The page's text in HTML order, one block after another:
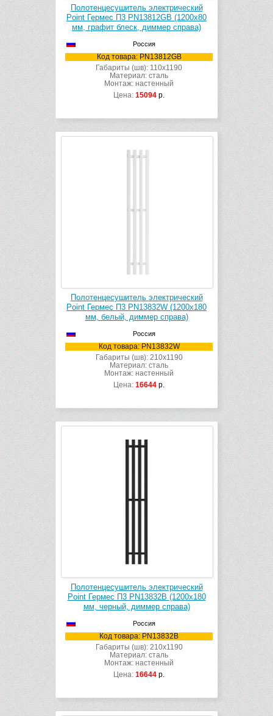
Полотенцесушитель электрический
Point Гермес П3 PN13812GB (1200х80
мм, графит блеск, диммер справа)
Россия
Код товара: PN13812GB
Габариты (шв): 110x1190
Материал: сталь
Монтаж: настенный
Цена: 15094 р.
Полотенцесушитель электрический
Point Гермес П3 PN13832W (1200х180
мм, белый, диммер справа)
Россия
Код товара: PN13832W
Габариты (шв): 210x1190
Материал: сталь
Монтаж: настенный
Цена: 16644 р.
Полотенцесушитель электрический
Point Гермес П3 PN13832B (1200х180
мм, черный, диммер справа)
Россия
Код товара: PN13832B
Габариты (шв): 210x1190
Материал: сталь
Монтаж: настенный
Цена: 16644 р.